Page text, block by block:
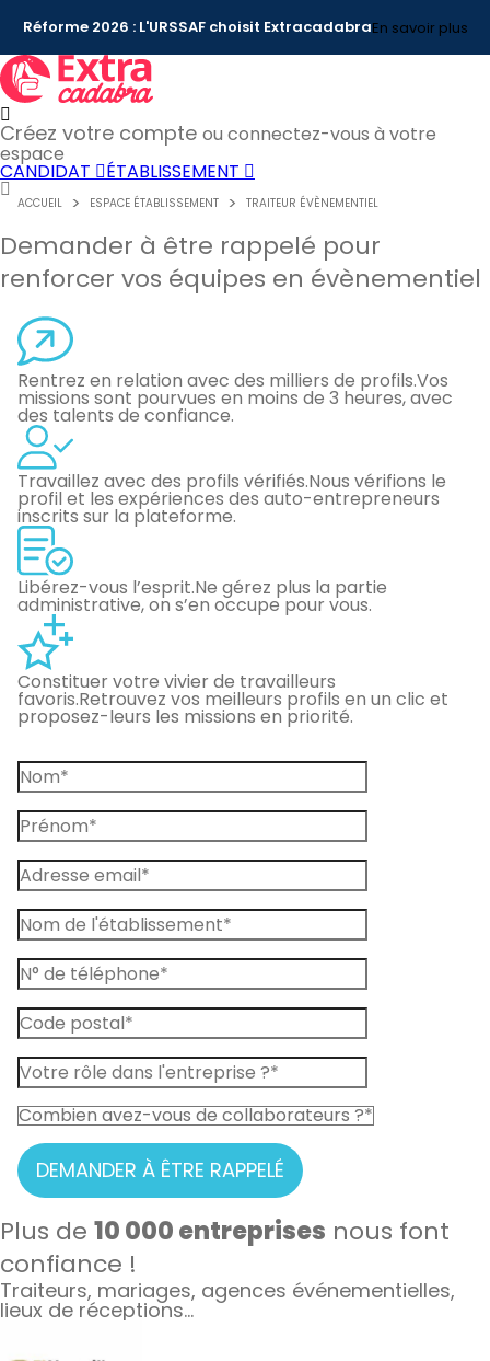
Réforme 2026 : L'URSSAF choisit ExtracadabraEn savoir plus
Créez votre compte ou connectez-vous à votre
espace
CANDIDAT ÉTABLISSEMENT
ACCUEIL ESPACE ÉTABLISSEMENT TRAITEUR ÉVÈNEMENTIEL
Demander à être rappelé pour
renforcer vos équipes en évènementiel
Rentrez en relation avec des milliers de profils.Vos
missions sont pourvues en moins de 3 heures, avec
des talents de confiance.
Travaillez avec des profils vérifiés.Nous vérifions le
profil et les expériences des auto-entrepreneurs
inscrits sur la plateforme.
Libérez-vous l’esprit.Ne gérez plus la partie
administrative, on s’en occupe pour vous.
Constituer votre vivier de travailleurs
favoris.Retrouvez vos meilleurs profils en un clic et
proposez-leurs les missions en priorité.
DEMANDER À ÊTRE RAPPELÉ
Plus de 10 000 entreprises nous font
confiance !
Traiteurs, mariages, agences événementielles,
lieux de réceptions…